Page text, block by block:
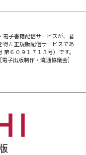
電子書籍配信サービスが、著
た正規版配信サービスであ
６０９１７１３号）です。
子出版制作・流通協議会］